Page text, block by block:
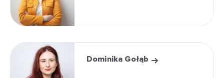
Dominika Gołąb